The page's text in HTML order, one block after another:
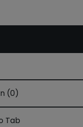
(0)
Tab